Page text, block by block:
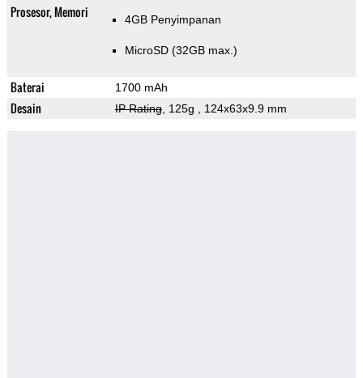
Prosesor, Memori 4GB Penyimpanan
MicroSD (32GB max.)
Baterai 1700 mAh
Desain IP Rating, 125g , 124x63x9.9 mm